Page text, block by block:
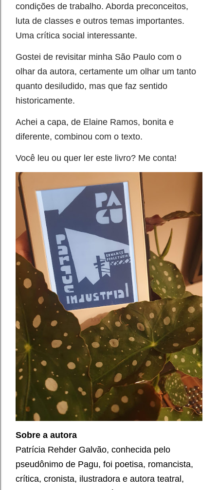
condições de trabalho. Aborda preconceitos,
luta de classes e outros temas importantes.
Uma crítica social interessante.⁣
Gostei de revisitar minha São Paulo com o
olhar da autora, certamente um olhar um tanto
quanto desiludido, mas que faz sentido
historicamente.⁣
Achei a capa, de Elaine Ramos, bonita e
diferente, combinou com o texto.⁣
Você leu ou quer ler este livro? Me conta!⁣⁣
Sobre a autora
Patrícia Rehder Galvão, conhecida pelo
pseudônimo de Pagu, foi poetisa, romancista,
crítica, cronista, ilustradora e autora teatral,